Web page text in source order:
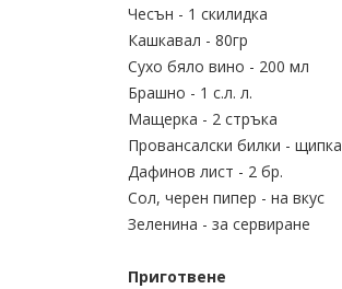
Чесън - 1 скилидка
Кашкавал - 80гр
Сухо бяло вино - 200 мл
Брашно - 1 с.л. л.
Мащерка - 2 стръка
Провансалски билки - щипка
Дафинов лист - 2 бр.
Сол, черен пипер - на вкус
Зеленина - за сервиране
Приготвене